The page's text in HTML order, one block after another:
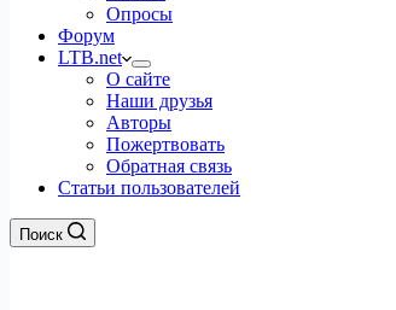
Опросы
Форум
LTB.net
О сайте
Наши друзья
Авторы
Пожертвовать
Обратная связь
Статьи пользователей
Поиск